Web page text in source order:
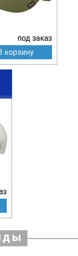
под заказ
корзину